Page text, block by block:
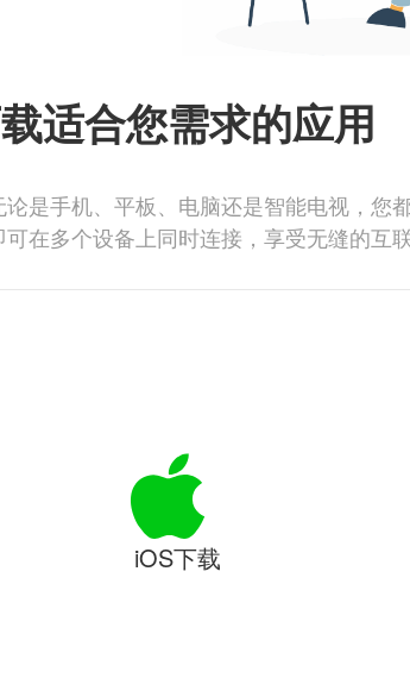
适合您需求的应用
是手机、平板、电脑还是智能电视，您
在多个设备上同时连接，享受无缝的互联
iOS下载